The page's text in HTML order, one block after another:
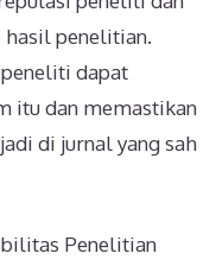
hasil penelitian.
dapat
itu dan memastikan
di jurnal yang sah
Penelitian